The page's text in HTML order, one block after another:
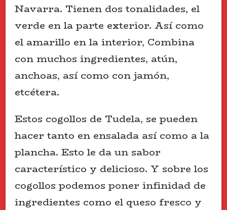
Navarra. Tienen dos tonalidades, el
verde en la parte exterior. Así como
el amarillo en la interior, Combina
con muchos ingredientes, atún,
anchoas, así como con jamón,
etcétera.
Estos cogollos de Tudela, se pueden
hacer tanto en ensalada así como a la
plancha. Esto le da un sabor
característico y delicioso. Y sobre los
cogollos podemos poner infinidad de
ingredientes como el queso fresco y